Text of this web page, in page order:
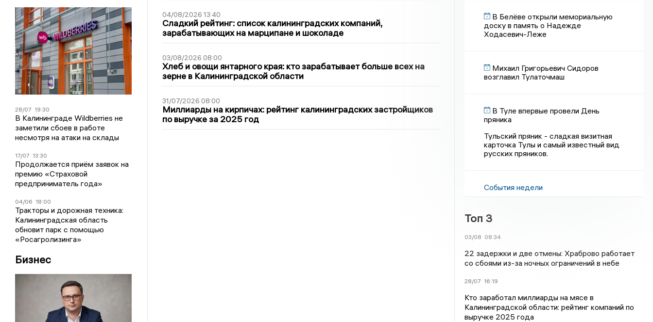
28/07 19:30
В Калининграде Wildberries не
заметили сбоев в работе
несмотря на атаки на склады
17/07 13:30
Продолжается приём заявок на
премию «Страховой
предприниматель года»
04/06 18:00
Тракторы и дорожная техника:
Калининградская область
обновит парк с помощью
«Росагролизинга»
Бизнес
04/08/2026 13:40
Сладкий рейтинг: список калининградских компаний,
зарабатывающих на марципане и шоколаде
03/08/2026 08:00
Хлеб и овощи янтарного края: кто зарабатывает больше всех на
зерне в Калининградской области
31/07/2026 08:00
Миллиарды на кирпичах: рейтинг калининградских застройщиков
по выручке за 2025 год
В Белёве открыли мемориальную
доску в память о Надежде
Ходасевич-Леже
Михаил Григорьевич Сидоров
возглавил Тулаточмаш
В Туле впервые провели День
пряника
Тульский пряник - сладкая визитная
карточка Тулы и самый известный вид
русских пряников.
События недели
Топ 3
03/08 08:34
22 задержки и две отмены: Храброво работает
со сбоями из-за ночных ограничений в небе
28/07 16:19
Кто заработал миллиарды на мясе в
Калининградской области: рейтинг компаний по
выручке 2025 года